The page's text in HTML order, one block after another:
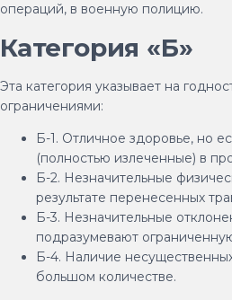
операций, в военную полицию.
Категория «Б»
Эта категория указывает на
ограничениями:
Б-1. Отличное здоровье, но
(полностью излеченные) в
Б-2. Незначительные
результате перенесенных
Б-3. Незначительные
подразумевают
Б-4. Наличие
большом количестве.